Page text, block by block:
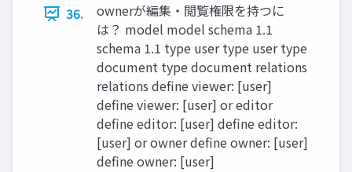
36.
ownerが編集‧閲覧権限を持つに
は？ model model schema 1.1
schema 1.1 type user type user type
document type document relations
relations define viewer: [user]
define viewer: [user] or editor
define editor: [user] define editor:
[user] or owner define owner: [user]
define owner: [user]